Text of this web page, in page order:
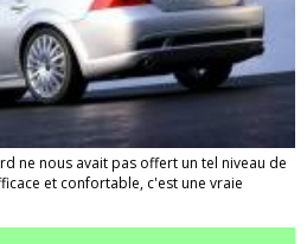
ne nous avait pas offert un tel niveau de
et confortable, c'est une vraie